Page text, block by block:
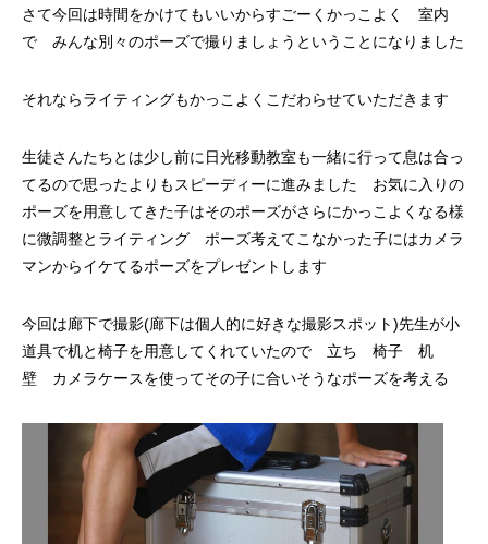
さて今回は時間をかけてもいいからすごーくかっこよく 室内
で みんな別々のポーズで撮りましょうということになりました
それならライティングもかっこよくこだわらせていただきます
生徒さんたちとは少し前に日光移動教室も一緒に行って息は合っ
てるので思ったよりもスピーディーに進みました お気に入りの
ポーズを用意してきた子はそのポーズがさらにかっこよくなる様
に微調整とライティング ポーズ考えてこなかった子にはカメラ
マンからイケてるポーズをプレゼントします
今回は廊下で撮影(廊下は個人的に好きな撮影スポット)先生が小
道具で机と椅子を用意してくれていたので 立ち 椅子 机
壁 カメラケースを使ってその子に合いそうなポーズを考える